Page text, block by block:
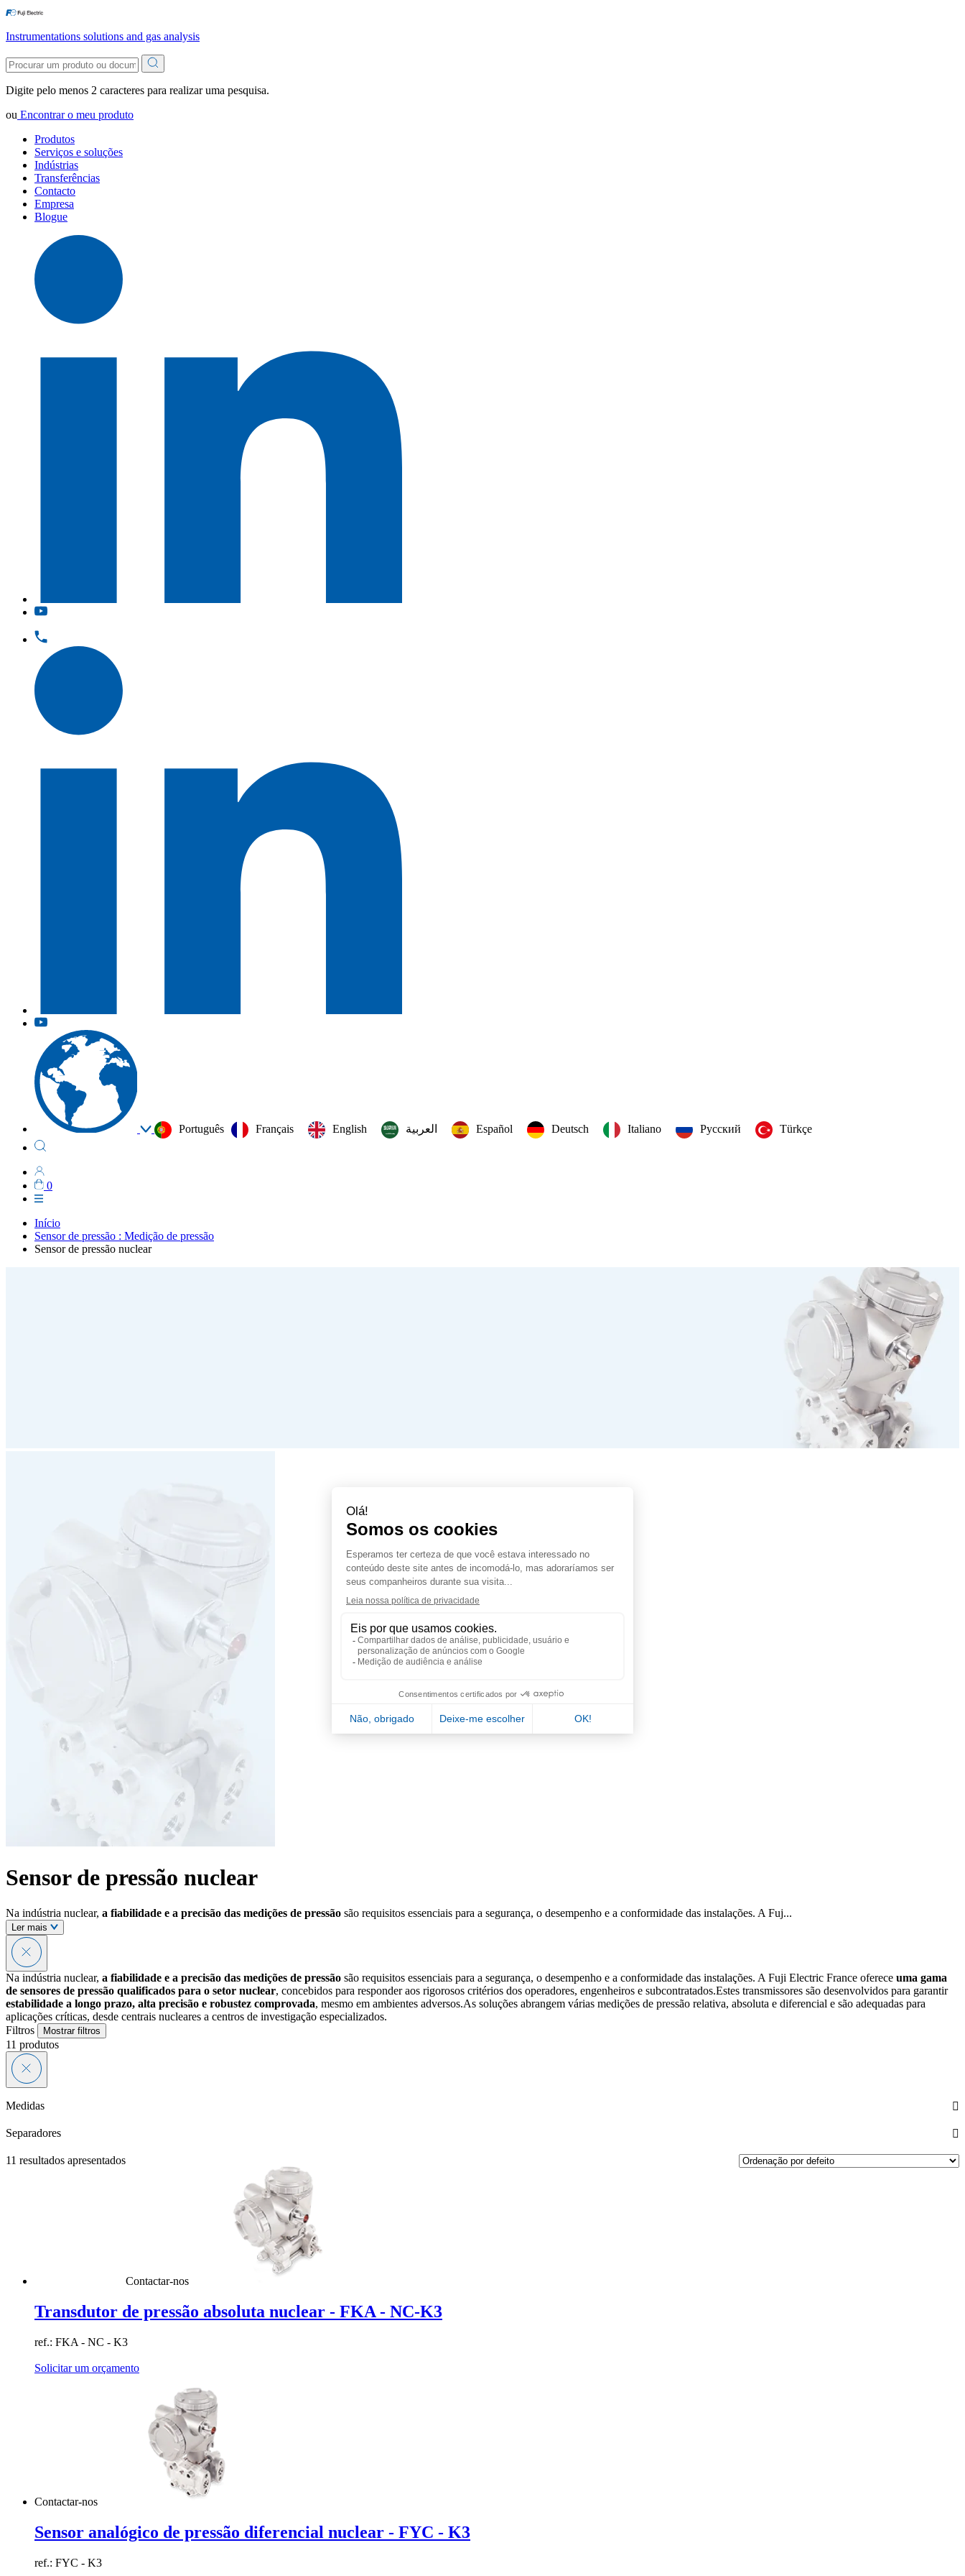
Instrumentations solutions and gas analysis
Digite pelo menos 2 caracteres para realizar uma pesquisa.
ou Encontrar o meu produto
Produtos
Serviços e soluções
Indústrias
Transferências
Contacto
Empresa
Blogue
Português Français English العربية‏ Español Deutsch Italiano Русский Türkçe
0
Início
Sensor de pressão : Medição de pressão
Sensor de pressão nuclear
Sensor de pressão nuclear
Na indústria nuclear, a fiabilidade e a precisão das medições de pressão são requisitos essenciais para a segurança, o desempenho e a conformidade das instalações. A Fuj...
Ler mais
Na indústria nuclear, a fiabilidade e a precisão das medições de pressão são requisitos essenciais para a segurança, o desempenho e a conformidade das instalações. A Fuji Electric France oferece uma gama
de sensores de pressão qualificados para o setor nuclear, concebidos para responder aos rigorosos critérios dos operadores, engenheiros e subcontratados.Estes transmissores são desenvolvidos para garantir
estabilidade a longo prazo, alta precisão e robustez comprovada, mesmo em ambientes adversos.As soluções abrangem várias medições de pressão relativa, absoluta e diferencial e são adequadas para
aplicações críticas, desde centrais nucleares a centros de investigação especializados.
Filtros
Mostrar filtros
11 produtos
Medidas
Separadores
11 resultados apresentados
Contactar-nos
Transdutor de pressão absoluta nuclear - FKA - NC-K3
ref.: FKA - NC - K3
Solicitar um orçamento
Contactar-nos
Sensor analógico de pressão diferencial nuclear - FYC - K3
ref.: FYC - K3